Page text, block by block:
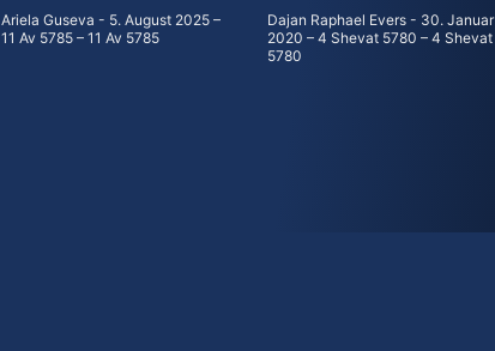
Ariela Guseva
5. August 2025 –
11 Av 5785 – 11 Av 5785
Dajan Raphael Evers
30. Januar
2020 – 4 Shevat 5780 – 4 Shevat
5780